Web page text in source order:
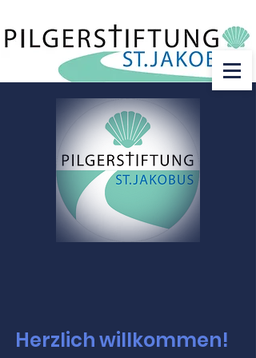
Herzlich willkommen!